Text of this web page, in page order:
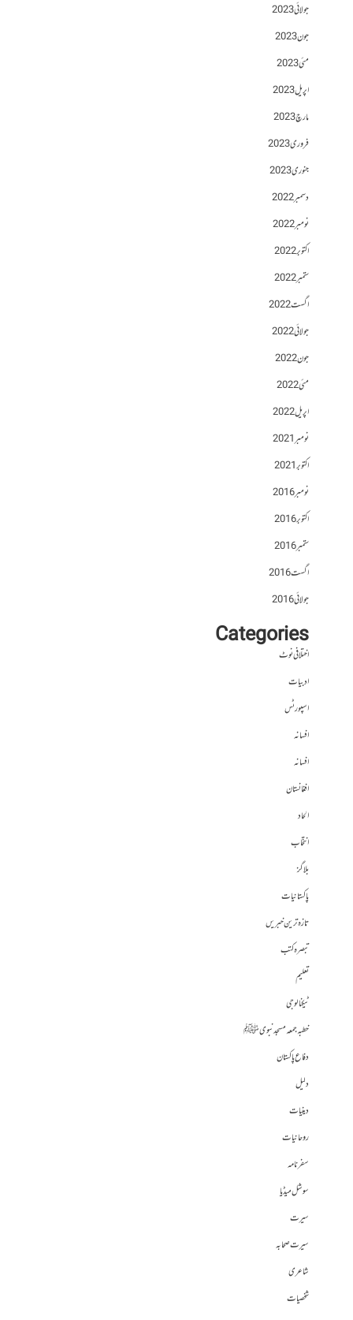
جولائی 2023
جون 2023
مئی 2023
اپریل 2023
مارچ 2023
فروری 2023
جنوری 2023
دسمبر 2022
نومبر 2022
اکتوبر 2022
ستمبر 2022
اگست 2022
جولائی 2022
جون 2022
مئی 2022
اپریل 2022
نومبر 2021
اکتوبر 2021
نومبر 2016
اکتوبر 2016
ستمبر 2016
اگست 2016
جولائی 2016
Categories
اختلافی نوٹ
ادبیات
اسپورٹس
افسانہ
افسانہ
افغانستان
الحاد
انتخاب
بلاگز
پاکستانیات
تازہ ترین خبریں
تبصرہ کتب
تعلیم
ٹیکنالوجی
خطبہ جمعہ مسجد نبوی ﷺ
دفاع پاکستان
دلیل
دینیات
روحانیات
سفرنامہ
سوشل میڈیا
سیرت
سیرت صحابہ
شاعری
شخصیات